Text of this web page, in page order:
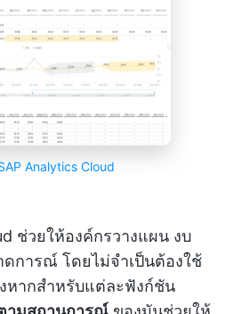
Analytics Cloud
ช่วยให้องค์กรวางแผน งบ
การณ์ โดยไม่จำเป็นต้องใช้
หากสำหรับแต่ละฟังก์ชัน